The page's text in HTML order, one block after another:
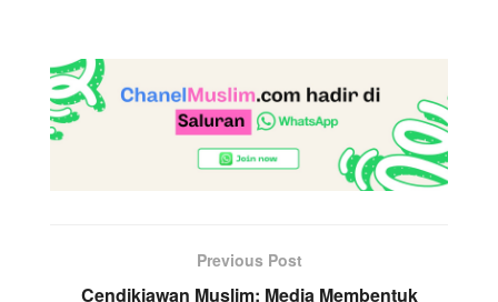
Previous Post
Cendikiawan Muslim: Media Membentuk